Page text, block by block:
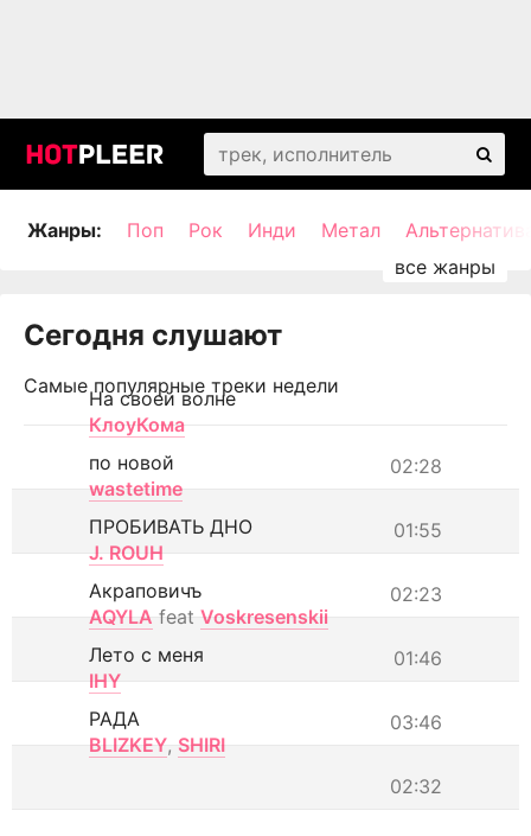
Жанры: Поп Рок Инди Метал
Сегодня слушают
Самые популярные треки недели
На своей волне
КлоуКома
02:28
по новой
wastetime
01:55
ПРОБИВАТЬ ДНО
J. ROUH
02:23
Акраповичъ
AQYLA feat Voskresenskii
01:46
Лето с меня
IHY
03:46
РАДА
BLIZKEY, SHIRI
02:32